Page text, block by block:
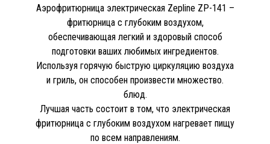
Аэрофритюрница электрическая Zepline ZP-141 –
фритюрница с глубоким воздухом,
обеспечивающая легкий и здоровый способ
подготовки ваших любимых ингредиентов.
Используя горячую быструю циркуляцию воздуха
и гриль, он способен произвести множество.
блюд.
Лучшая часть состоит в том, что электрическая
фритюрница с глубоким воздухом нагревает пищу
по всем направлениям.